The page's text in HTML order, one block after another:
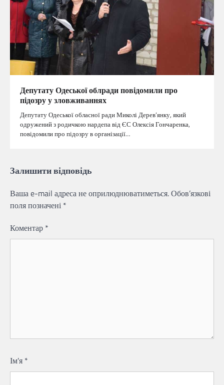
Депутату Одеської облради повідомили про
підозру у зловживаннях
Депутату Одеської обласної ради Миколі Дерев’янку, який
одружений з родичкою нардепа від ЄС Олексія Гончаренка,
повідомили про підозру в організації…
Залишити відповідь
Ваша e-mail адреса не оприлюднюватиметься.Обов’язкові
поля позначені *
Коментар *
Ім'я *